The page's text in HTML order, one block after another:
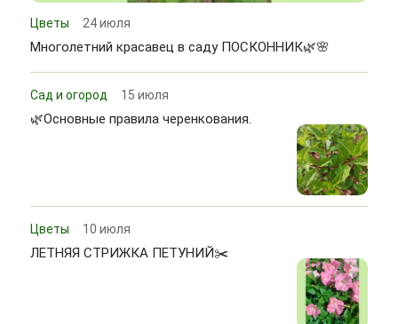
Цветы 24 июля
Многолетний красавец в саду ПОСКОННИК🌿🌸
Сад и огород 15 июля
🌿Основные правила черенкования.
Цветы 10 июля
ЛЕТНЯЯ СТРИЖКА ПЕТУНИЙ✂️